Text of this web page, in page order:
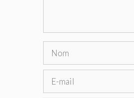
Nom